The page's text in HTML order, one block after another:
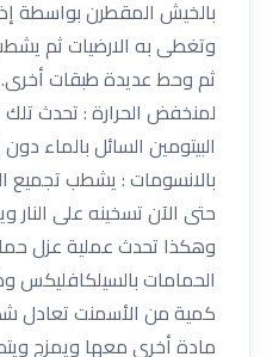
بالخيش المقطرن بواسطة
وتغطى به الارضيات ثم
ثم وحط عديدة طبقات
لمنخفض الحرارة : تحدث
البيتومين السائل بالماء
بالانسومات : يشطب تجميع
حتى الآن تسخينه على
وهكذا تحدث عملية عزل
الحمامات بالسيلكافليكس
كمية من الأسمنت تعادل
مادة أخرى معها ويمزج